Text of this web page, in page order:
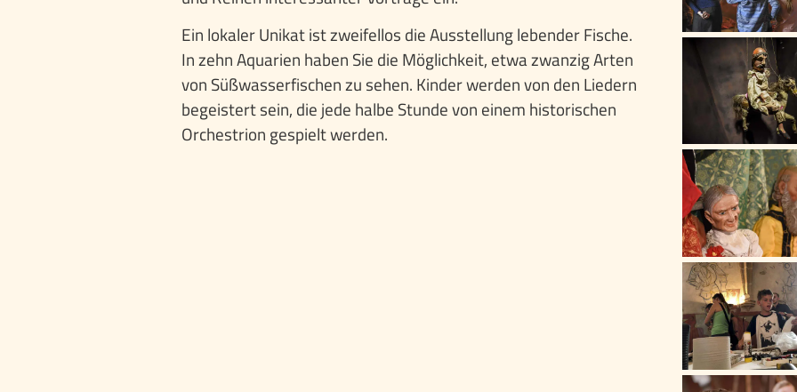
Ein lokaler Unikat ist zweifellos die Ausstellung lebender Fische.
In zehn Aquarien haben Sie die Möglichkeit, etwa zwanzig Arten
von Süßwasserfischen zu sehen. Kinder werden von den Liedern
begeistert sein, die jede halbe Stunde von einem historischen
Orchestrion gespielt werden.